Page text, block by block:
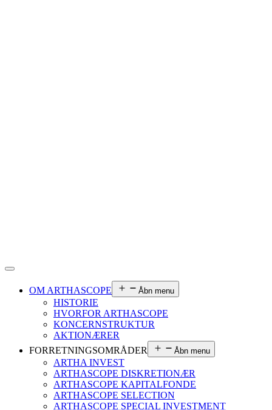
OM ARTHASCOPE Åbn menu
HISTORIE
HVORFOR ARTHASCOPE
KONCERNSTRUKTUR
AKTIONÆRER
FORRETNINGSOMRÅDER
Åbn menu
ARTHA INVEST
ARTHASCOPE DISKRETIONÆR
ARTHASCOPE KAPITALFONDE
ARTHASCOPE SELECTION
ARTHASCOPE SPECIAL INVESTMENT